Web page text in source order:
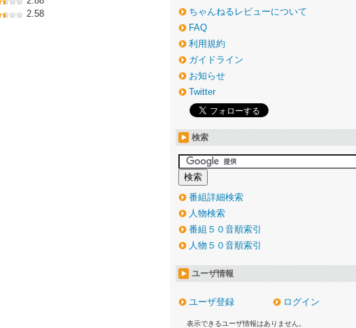
2.58
ちゃんねるレビューについて
FAQ
利用規約
ガイドライン
お知らせ
Twitter
検索
番組詳細検索
人物検索
番組５０音順索引
人物５０音順索引
ユーザ情報
ユーザ登録 ログイン
表示できるユーザ情報はありません。